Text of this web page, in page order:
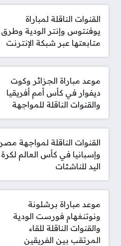
القنوات الناقلة لمباراة
يوفنتوس وإنتر الودية وطرق
متابعتها عبر شبكة الإنترنت
موعد مباراة الجزائر وكوت
ديفوار في كأس أمم أفريقيا
والقنوات الناقلة للمواجهة
القنوات الناقلة لمواجهة مصر
وإسبانيا في كأس العالم لكرة
اليد للناشئات
موعد مباراة برشلونة
ونوتنغهام فورست الودية
والقنوات الناقلة للقاء
المرتقب بين الفريقين